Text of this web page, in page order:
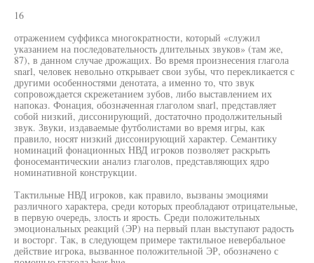
16
отражением суффикса многократности, который «служил
указанием на последовательность длительных звуков» (там же,
87), в данном случае дрожащих. Во время произнесения глагола
snarl, человек невольно открывает свои зубы, что перекликается с
другими особенностями денотата, а именно то, что звук
сопровождается скрежетанием зубов, либо выставлением их
напоказ. Фонация, обозначенная глаголом snarl, представляет
собой низкий, диссонирующий, достаточно продолжительный
звук. Звуки, издаваемые футболистами во время игры, как
правило, носят низкий диссонирующий характер. Семантику
номинаций фонационных НВД игроков позволяет раскрыть
фоносемантическии анализ глаголов, представляющих ядро
номинативной конструкции.
Тактильные НВД игроков, как правило, вызваны эмоциями
различного характера, среди которых преобладают отрицательные,
в первую очередь, злость и ярость. Среди положительных
эмоциональных реакций (ЭР) на первый план выступают радость
и восторг. Так, в следующем примере тактильное невербальное
действие игрока, вызванное положительной ЭР, обозначено с